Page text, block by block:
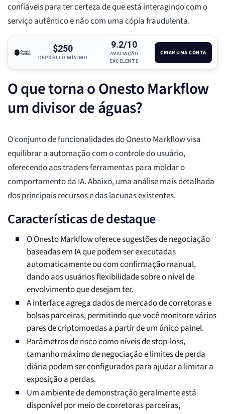
confiáveis para ter certeza de que está interagindo com o
serviço autêntico e não com uma cópia fraudulenta.
$250
DEPÓSITO MÍNIMO
9.2/10
AVALIAÇÃO
EXCELENTE
CRIAR UMA CONTA
O que torna o Onesto Markflow
um divisor de águas?
O conjunto de funcionalidades do Onesto Markflow visa
equilibrar a automação com o controle do usuário,
oferecendo aos traders ferramentas para moldar o
comportamento da IA. Abaixo, uma análise mais detalhada
dos principais recursos e das lacunas existentes.
Características de destaque
O Onesto Markflow oferece sugestões de negociação
baseadas em IA que podem ser executadas
automaticamente ou com confirmação manual,
dando aos usuários flexibilidade sobre o nível de
envolvimento que desejam ter.
A interface agrega dados de mercado de corretoras e
bolsas parceiras, permitindo que você monitore vários
pares de criptomoedas a partir de um único painel.
Parâmetros de risco como níveis de stop-loss,
tamanho máximo de negociação e limites de perda
diária podem ser configurados para ajudar a limitar a
exposição a perdas.
Um ambiente de demonstração geralmente está
disponível por meio de corretoras parceiras,